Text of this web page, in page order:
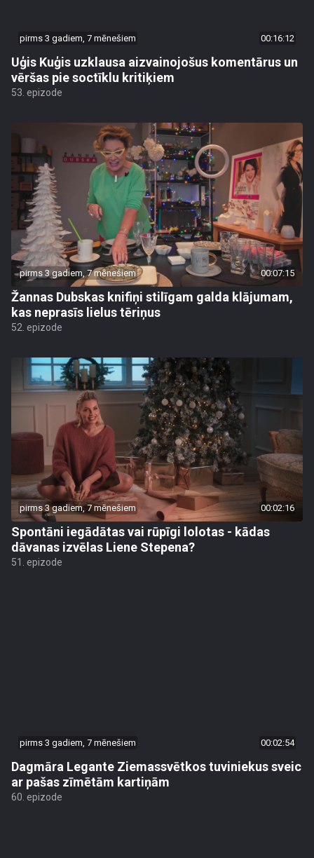
pirms 3 gadiem, 7 mēnešiem 00:16:12
Uģis Kuģis uzklausa aizvainojošus komentārus un
vēršas pie soctīklu kritiķiem
53. epizode
pirms 3 gadiem, 7 mēnešiem 00:07:15
Žannas Dubskas knifiņi stilīgam galda klājumam,
kas neprasīs lielus tēriņus
52. epizode
pirms 3 gadiem, 7 mēnešiem 00:02:16
Spontāni iegādātas vai rūpīgi lolotas - kādas
dāvanas izvēlas Liene Stepena?
51. epizode
pirms 3 gadiem, 7 mēnešiem 00:02:54
Dagmāra Legante Ziemassvētkos tuviniekus sveic
ar pašas zīmētām kartiņām
60. epizode